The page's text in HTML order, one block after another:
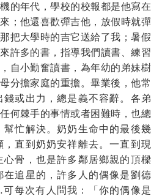
的年代，學校的校報都是他寫在
；他還喜歡彈吉他，放假時就彈
把大學時的吉它送給了我；暑假
許多的書，指導我們讀書、練習
自小勤奮讀書，為年幼的弟妹樹
分擔家庭的重擔。畢業後，他常
或出力，總是義不容辭。各弟
何棘手的事情或者困難時，也總
幫忙解決。奶奶生命中的最後幾
直到奶奶安祥離去。一直到現
心骨，也是許多鄰居鄉親的頂樑
在追星的，許多人的偶像是劉德
每次有人問我：「你的偶像是